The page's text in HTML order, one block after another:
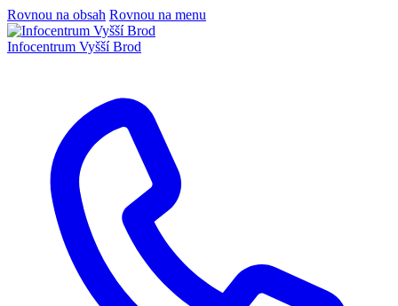
Rovnou na obsah Rovnou na menu
Infocentrum Vyšší Brod